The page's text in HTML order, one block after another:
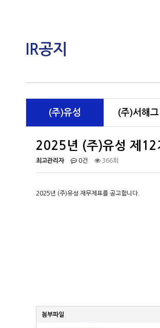
IR공지
(주)유성 (주)서해그
2025년 (주)유성 제12
최고관리자 0건 366회
2025년 (주)유성 재무제표를 공고합니다.
첨부파일